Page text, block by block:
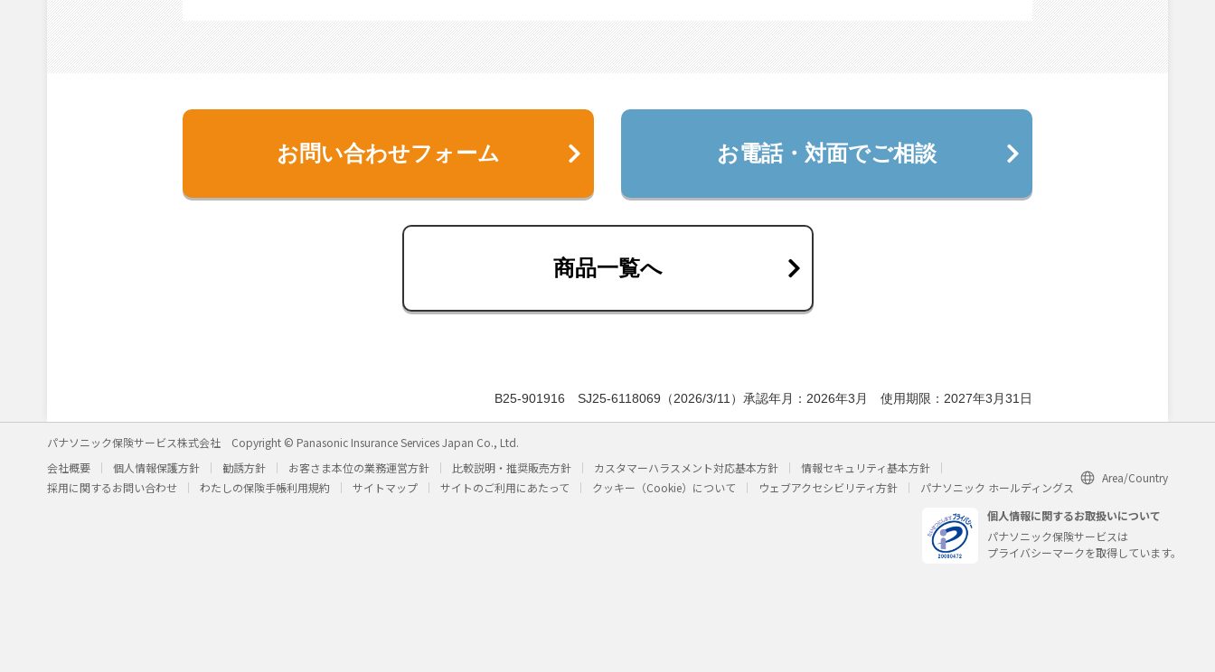
お問い合わせフォーム お電話・対面でご相談
商品一覧へ
B25-901916 SJ25-6118069（2026/3/11）承認年月：2026年3月 使用期限：2027年3月31日
パナソニック保険サービス株式会社
Copyright © Panasonic Insurance Services Japan Co., Ltd.
会社概要
個人情報保護方針 勧誘方針 お客さま本位の業務運営方針 比較説明・推奨販売方針 カスタマーハラスメント対応基本方針
情報セキュリティ基本方針
採用に関するお問い合わせ
わたしの保険手帳利用規約 サイトマップ サイトのご利用にあたって クッキー（Cookie）について ウェブアクセシビリティ方針 パナソニック ホールディングス
Area/Country
個人情報に関するお取扱いについて
パナソニック保険サービスは
プライバシーマークを取得しています。